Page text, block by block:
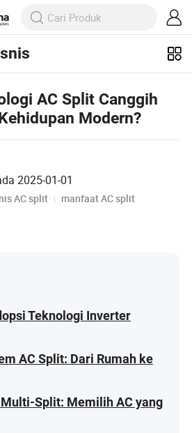
AC Split Canggih
Modern?
2025-01-01
AC split manfaat AC split
Teknologi Inverter
AC Split: Dari Rumah ke
Split: Memilih AC yang